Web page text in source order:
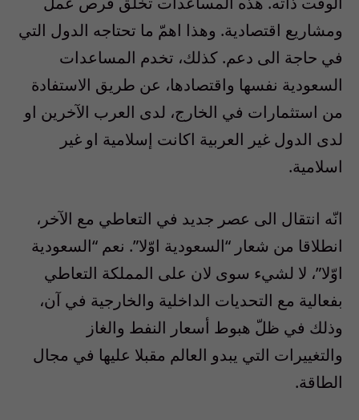
ومشاريع اقتصادية. وهذا اهمّ ما تحتاجه الدول التي
في حاجة الى دعم. كذلك، تخدم المساعدات
السعودية نفسها واقتصادها، عن طريق الاستفادة
من استثمارات في الخارج، لدى العرب الآخرين او
لدى الدول غير العربية اكانت إسلامية او غير
اسلامية.
انّه انتقال الى عصر جديد في التعاطي مع الآخر،
انطلاقا من شعار “السعودية اوّلا”. نعم “السعودية
اوّلا”، لا لشيء سوى لان على المملكة التعاطي
بفعالية مع التحديات الداخلية والخارجية في آن،
وذلك في ظلّ هبوط أسعار النفط والغاز
والتغييرات التي يبدو العالم مقبلا عليها في مجال
الطاقة.